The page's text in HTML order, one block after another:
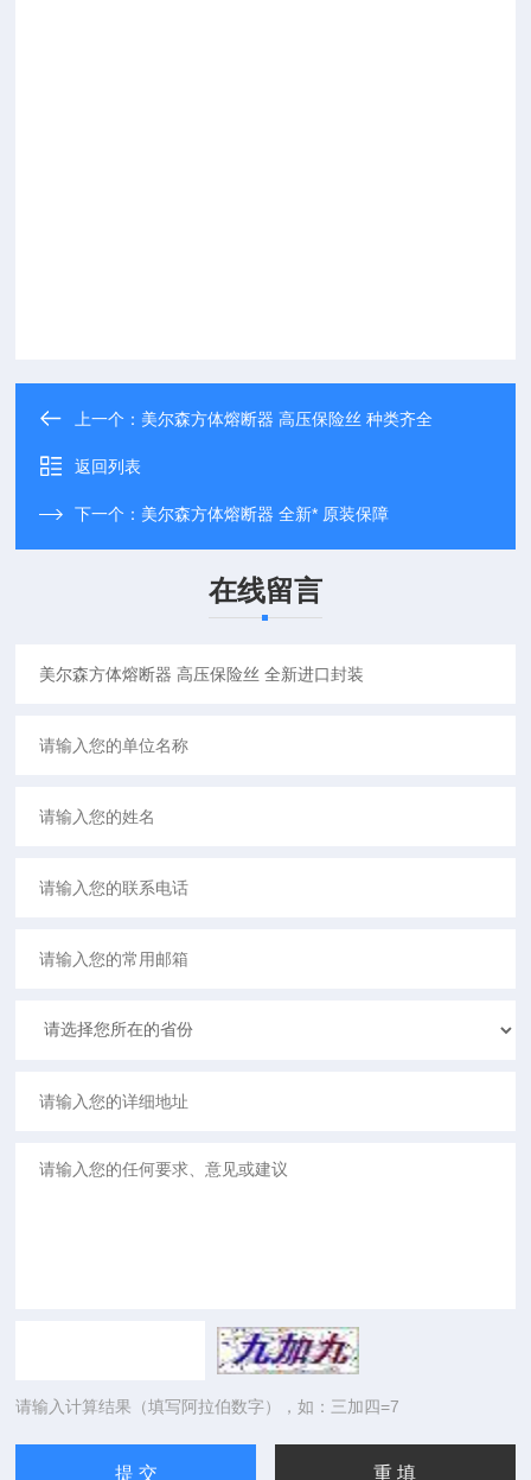
上一个： 美尔森方体熔断器 高压保险丝 种类齐全
返回列表
下一个： 美尔森方体熔断器 全新* 原装保障
在线留言
请输入计算结果（填写阿拉伯数字），如：三加四=7